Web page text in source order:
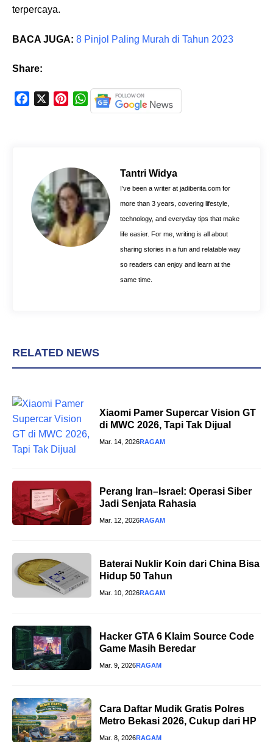
terpercaya.
BACA JUGA: 8 Pinjol Paling Murah di Tahun 2023
Share:
k
e
s
t
W
h
A
p
p
Tantri Widya
I’ve been a writer at jadiberita.com for
more than 3 years, covering lifestyle,
technology, and everyday tips that make
life easier. For me, writing is all about
sharing stories in a fun and relatable way
so readers can enjoy and learn at the
same time.
RELATED NEWS
Xiaomi Pamer Supercar Vision GT
di MWC 2026, Tapi Tak Dijual
Mar. 14, 2026RAGAM
Perang Iran–Israel: Operasi Siber
Jadi Senjata Rahasia
Mar. 12, 2026RAGAM
Baterai Nuklir Koin dari China Bisa
Hidup 50 Tahun
Mar. 10, 2026RAGAM
Hacker GTA 6 Klaim Source Code
Game Masih Beredar
Mar. 9, 2026RAGAM
Cara Daftar Mudik Gratis Polres
Metro Bekasi 2026, Cukup dari HP
Mar. 8, 2026RAGAM